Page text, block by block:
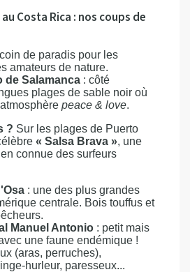
Costa Rica : nos coups de
de paradis pour les
amateurs de nature.
de Salamanca : côté
plages de sable noir où
peace & love.
? Sur les plages de Puerto
« Salsa Brava », une
connue des surfeurs
: une des plus grandes
centrale. Bois touffus et
Manuel Antonio : petit mais
une faune endémique !
(aras, perruches),
hurleur, paresseux...